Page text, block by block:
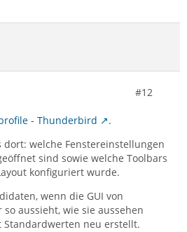
#12
- Thunderbird
.
welche Fenstereinstellungen
sind sowie welche Toolbars
konfiguriert wurde.
wenn die GUI von
aussieht, wie sie aussehen
neu erstellt.